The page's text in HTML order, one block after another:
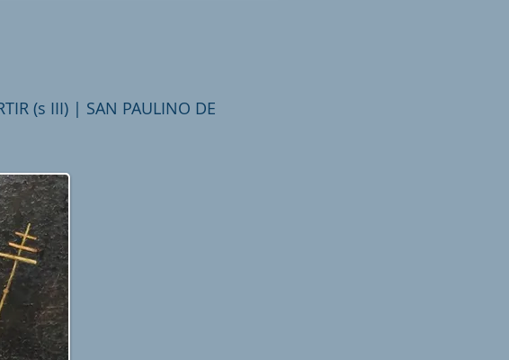
(s III) | SAN PAULINO DE